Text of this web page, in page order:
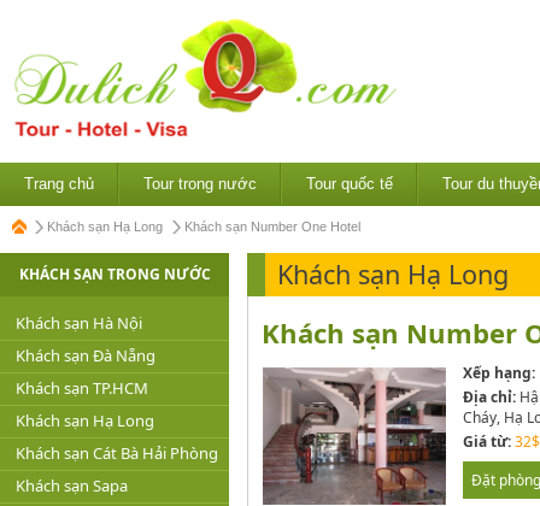
Trang chủ Tour trong nước Tour quốc tế Tour du
Khách sạn Hạ Long Khách sạn Number One Hotel
KHÁCH SẠN TRONG NƯỚC
Khách sạn Hà Nội
Khách sạn Đà Nẵng
Khách sạn TP.HCM
Khách sạn Hạ Long
Khách sạn Cát Bà Hải Phòng
Khách sạn Sapa
Khách sạn Hạ Long
Khách sạn Number
Xếp hạng:
Địa chỉ:
Cháy, Hạ
Giá từ:
Đặt phòng